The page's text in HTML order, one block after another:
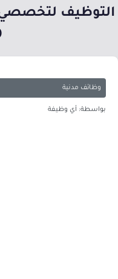
التوظيف
وظائف مدنية
بواسطة: أي وظيفة